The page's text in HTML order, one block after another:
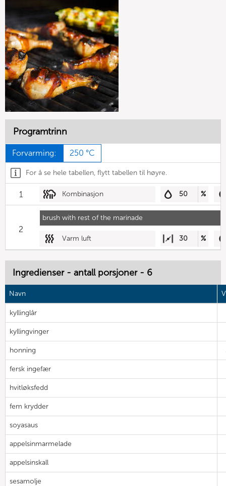
Programtrinn
Forvarming: 250 °C
For å se hele tabellen, flytt tabellen til høyre.
1 Kombinasjon 50 %
brush with rest of the marinade
2
Varm luft 30 %
Ingredienser - antall porsjoner - 6
Navn
kyllinglår
kyllingvinger
honning
fersk ingefær
hvitløksfedd
fem krydder
soyasaus
appelsinmarmelade
appelsinskall
sesamolje